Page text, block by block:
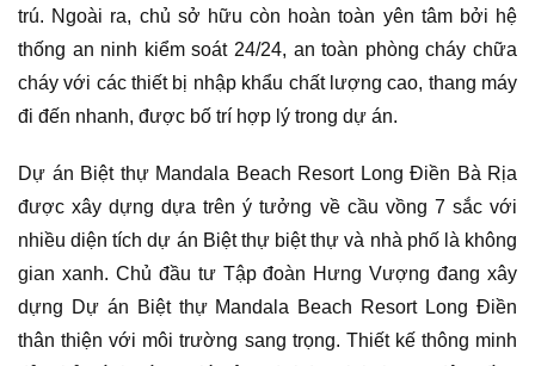
trú. Ngoài ra, chủ sở hữu còn hoàn toàn yên tâm bởi hệ
thống an ninh kiểm soát 24/24, an toàn phòng cháy chữa
cháy với các thiết bị nhập khẩu chất lượng cao, thang máy
đi đến nhanh, được bố trí hợp lý trong dự án.
Dự án Biệt thự Mandala Beach Resort Long Điền Bà Rịa
được xây dựng dựa trên ý tưởng về cầu vồng 7 sắc với
nhiều diện tích dự án Biệt thự biệt thự và nhà phố là không
gian xanh. Chủ đầu tư Tập đoàn Hưng Vượng đang xây
dựng Dự án Biệt thự Mandala Beach Resort Long Điền
thân thiện với môi trường sang trọng. Thiết kế thông minh